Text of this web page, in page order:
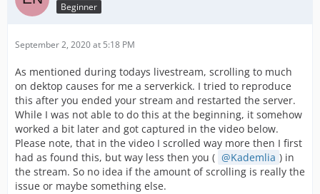
Beginner
September 2, 2020 at 5:18 PM
As mentioned during todays livestream, scrolling to much
on dektop causes for me a serverkick. I tried to reproduce
this after you ended your stream and restarted the server.
While I was not able to do this at the beginning, it somehow
worked a bit later and got captured in the video below.
Please note, that in the video I scrolled way more then I first
had as found this, but way less then you (
Kademlia ) in
the stream. So no idea if the amount of scrolling is really the
issue or maybe something else.